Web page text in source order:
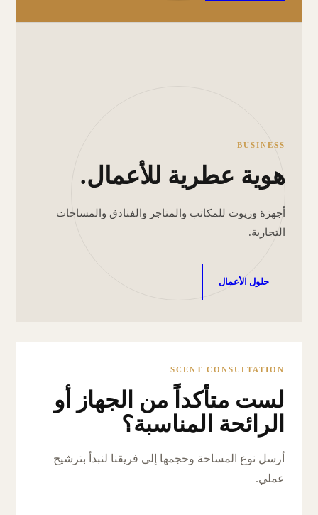
BUSINESS
هوية عطرية للأعمال.
أجهزة وزيوت للمكاتب والمتاجر والفنادق والمساحات
التجارية.
حلول الأعمال
SCENT CONSULTATION
لست متأكداً من الجهاز أو
الرائحة المناسبة؟
أرسل نوع المساحة وحجمها إلى فريقنا لنبدأ بترشيح
عملي.